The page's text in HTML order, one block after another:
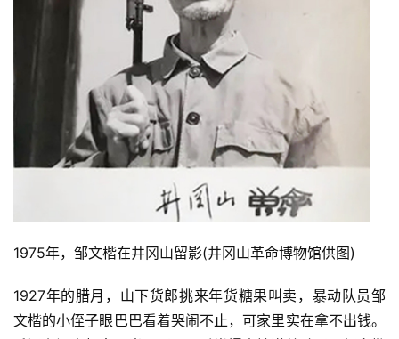
1975年，邹文楷在井冈山留影(井冈山革命博物馆供图)
1927年的腊月，山下货郎挑来年货糖果叫卖，暴动队员邹
文楷的小侄子眼巴巴看着哭闹不止，可家里实在拿不出钱。